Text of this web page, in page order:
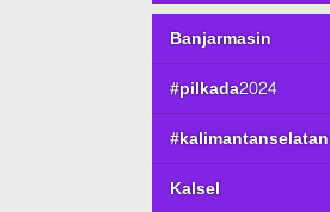
Banjarmasin
#pilkada2024
#kalimantanselatan
Kalsel